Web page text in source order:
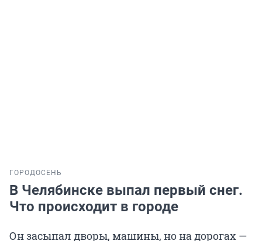
ГОРОДОСЕНЬ
В Челябинске выпал первый снег.
Что происходит в городе
Он засыпал дворы, машины, но на дорогах —